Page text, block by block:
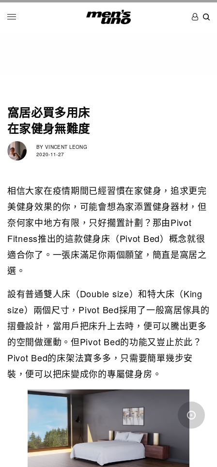
窩居必買多用床
在家健身無難度
BY VINCENT LEONG
2020-11-27
相信大家在疫情期間已經習慣在家健身，追求更完
美健身效果的你，可能會想為家添置健身器材，但
奈何家中地方有限，只好擱置計劃？那由Pivot
Fitness推出的這款健身床（Pivot Bed）概念就很
適合你了。一張床滿足你兩個願望，簡直是窩居之
選。
設有普通雙人床（Double size）和特大床（King
size）兩個尺寸，Pivot Bed採用了一般窩居傢具的
摺疊設計，當用戶把床升上去時，便可以騰出更多
的空間做運動。但Pivot Bed的功能又豈止於此？
Pivot Bed的床架法寶多多，只需要簡單幾步安
裝，便可以把床變成你的專屬健身房。